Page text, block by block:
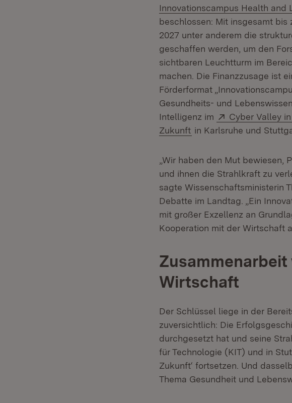
Innovationscampus Health and
beschlossen: Mit insgesamt bis
2027 unter anderem die
geschaffen werden, um den
sichtbaren Leuchtturm im
machen. Die Finanzzusage ist
Förderformat
Gesundheits- und
Intelligenz im
Extern:
Cyber Valley
Zukunft (Öffnet in neuem
in Karlsruhe und
„Wir haben den Mut bewiesen,
und ihnen die Strahlkraft zu
sagte Wissenschaftsministerin
Debatte im Landtag. „Ein
mit großer Exzellenz an
Kooperation mit der Wirtschaft
Wirtschaft
Der Schlüssel liege in der
zuversichtlich: Die
durchgesetzt hat und seine
für Technologie (KIT) und in
Zukunft‘ fortsetzen. Und
Thema Gesundheit und